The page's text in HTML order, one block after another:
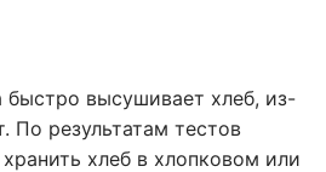
быстро высушивает хлеб, из-
По результатам тестов
хлеб в хлопковом или